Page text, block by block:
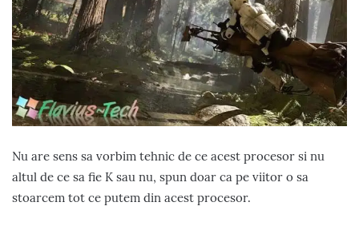
Nu are sens sa vorbim tehnic de ce acest procesor si nu
altul de ce sa fie K sau nu, spun doar ca pe viitor o sa
stoarcem tot ce putem din acest procesor.